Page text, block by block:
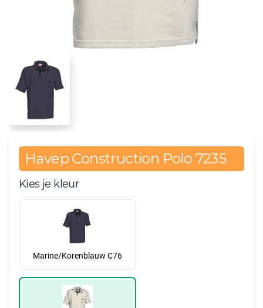
Havep Construction Polo 7235
Kies je kleur
Marine/Korenblauw C76